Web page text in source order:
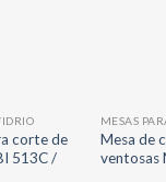
corte de
513C /
MESAS
Mesa de
ventosas